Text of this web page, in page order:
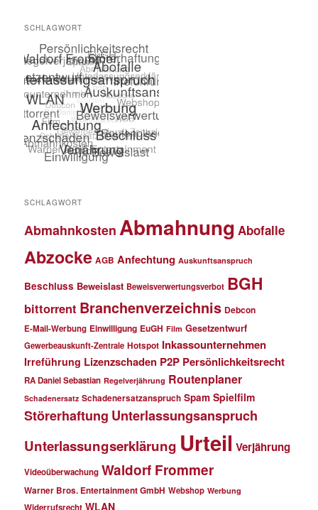
SCHLAGWORT
SCHLAGWORT
Abmahnkosten Abmahnung Abofalle
Abzocke AGB Anfechtung Auskunftsanspruch
Beschluss Beweislast Beweisverwertungsverbot BGH
bittorrent Branchenverzeichnis Debcon
E-Mail-Werbung Einwilligung EuGH Film Gesetzentwurf
Gewerbeauskunft-Zentrale Hotspot Inkassounternehmen
Irreführung Lizenzschaden P2P Persönlichkeitsrecht
RA Daniel Sebastian Regelverjährung Routenplaner
Schadenersatz Schadenersatzanspruch Spam Spielfilm
Störerhaftung Unterlassungsanspruch
Unterlassungserklärung Urteil Verjährung
Videoüberwachung Waldorf Frommer
Warner Bros. Entertainment GmbH Webshop Werbung
Widerrufsrecht WLAN